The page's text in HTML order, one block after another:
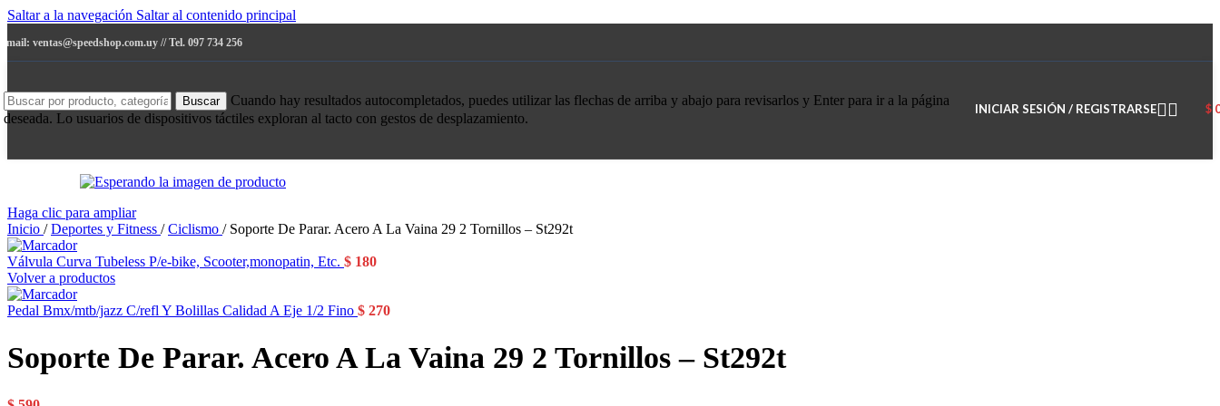
Saltar a la navegación Saltar al contenido principal
mail: ventas@speedshop.com.uy // Tel. 097 734 256
Buscar
Cuando hay resultados autocompletados, puedes utilizar las flechas de arriba y abajo para revisarlos y Enter para ir a la página
deseada. Lo usuarios de dispositivos táctiles exploran al tacto con gestos de desplazamiento.
INICIAR SESIÓN / REGISTRARSE $
Haga clic para ampliar
Inicio / Deportes y Fitness / Ciclismo / Soporte De Parar. Acero A La Vaina 29 2 Tornillos – St292t
Válvula Curva Tubeless P/e-bike, Scooter,monopatin, Etc. $ 180
Volver a productos
Pedal Bmx/mtb/jazz C/refl Y Bolillas Calidad A Eje 1/2 Fino $ 270
Soporte De Parar. Acero A La Vaina 29 2 Tornillos – St292t